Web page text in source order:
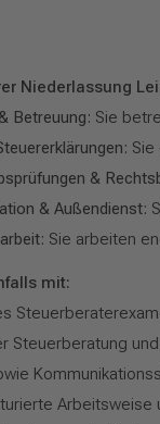
Niederlassung
Betreuung: Sie
&
& Außendienst:
Sie arbeiten
mit:
Steuerberatung
Arbeitsweise